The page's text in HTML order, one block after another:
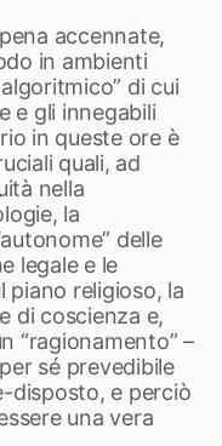
accennate,
in ambienti
di cui
e gli innegabili
in queste ore è
quali, ad
nella
la
delle
legale e le
piano religioso, la
di coscienza e,
“ragionamento” –
sé prevedibile
disposto, e perciò
una vera